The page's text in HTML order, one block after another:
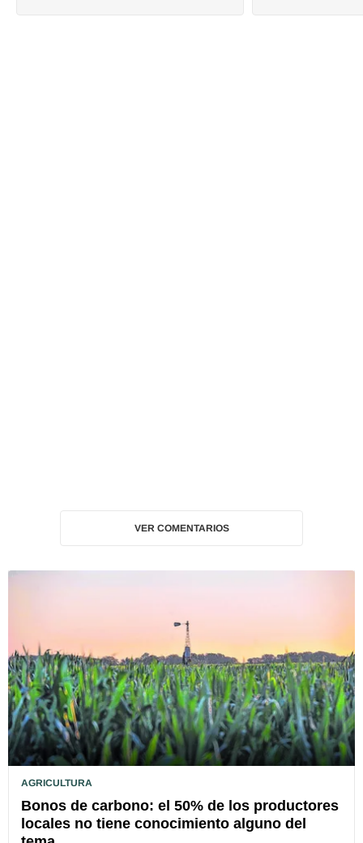
VER COMENTARIOS
AGRICULTURA
Bonos de carbono: el 50% de los productores
locales no tiene conocimiento alguno del